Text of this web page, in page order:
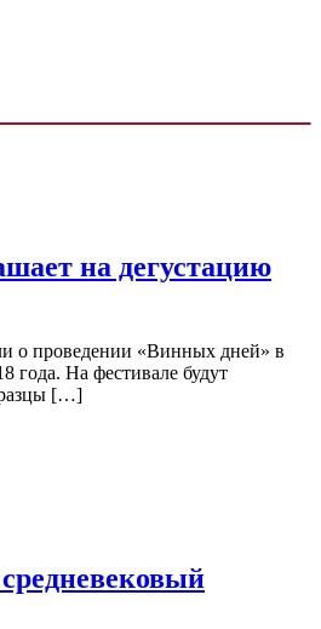
на дегустацию
о проведении «Винных дней» в
года. На фестивале будут
[…]